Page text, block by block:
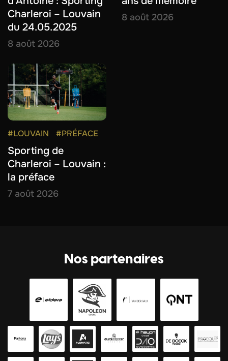
Charleroi – Louvain
du 24.05.2025
8 août 2026
8 août 2026
#LOUVAIN #PRÉFACE
Sporting de
Charleroi – Louvain :
la préface
7 août 2026
Nos partenaires